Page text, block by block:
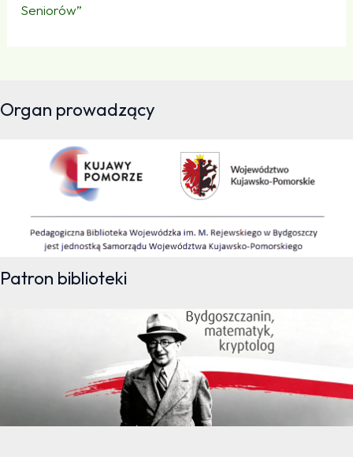
Seniorów”
Organ prowadzący
Patron biblioteki